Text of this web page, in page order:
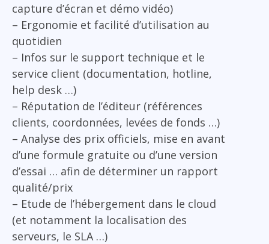
capture d’écran et démo vidéo)
– Ergonomie et facilité d’utilisation au
quotidien
– Infos sur le support technique et le
service client (documentation, hotline,
help desk …)
– Réputation de l’éditeur (références
clients, coordonnées, levées de fonds …)
– Analyse des prix officiels, mise en avant
d’une formule gratuite ou d’une version
d’essai … afin de déterminer un rapport
qualité/prix
– Etude de l’hébergement dans le cloud
(et notamment la localisation des
serveurs, le SLA …)